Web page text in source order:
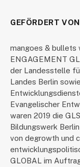
GEFÖRDERT VON
mangoes & bullets
ENGAGEMENT
der Landesstelle
Landes Berlin
Evangelischer
waren 2019 die
Bildungswerk
von degrowth und
GLOBAL im